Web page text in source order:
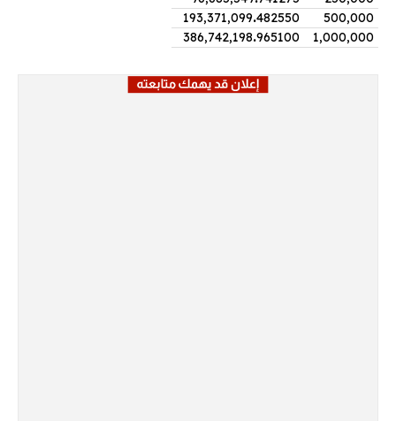
500,000
193,371,099.482550
1,000,000
386,742,198.965100